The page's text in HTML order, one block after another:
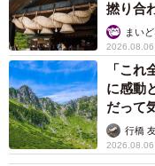
撚り合
まい
2026.08.06
「こ
に感動
だって
行橋
2026.08.06